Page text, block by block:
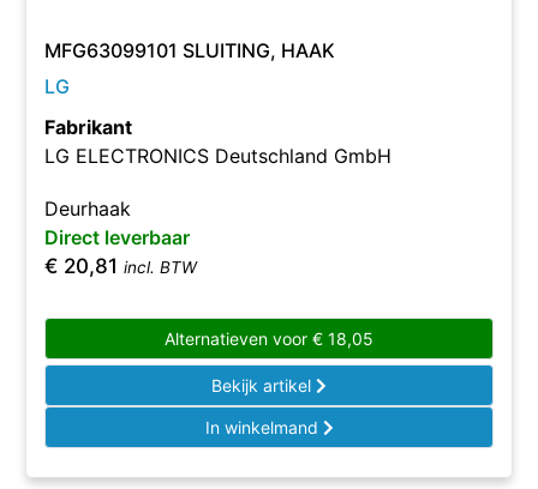
MFG63099101 SLUITING, HAAK
LG
Fabrikant
LG ELECTRONICS Deutschland GmbH
Deurhaak
Direct leverbaar
€ 20,81 incl. BTW
Alternatieven voor € 18,05
Bekijk artikel
In winkelmand